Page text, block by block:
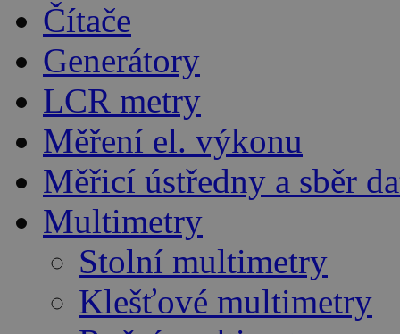
Čítače
Generátory
LCR metry
Měření el. výkonu
Měřicí ústředny a sběr
Multimetry
Stolní multimetry
Klešťové multimetry